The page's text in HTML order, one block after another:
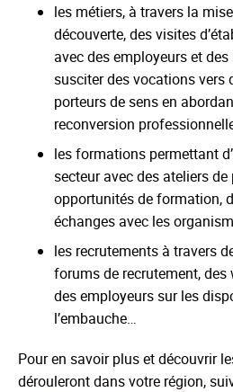
les métiers, à travers la
découverte, des visites
avec des employeurs et
susciter des vocations vers
porteurs de sens en
reconversion
les formations permettant
secteur avec des ateliers
opportunités de formation,
échanges avec les
les recrutements à travers
forums de recrutement,
des employeurs sur les
l’embauche…
Pour en savoir plus et découvrir
dérouleront dans votre région,